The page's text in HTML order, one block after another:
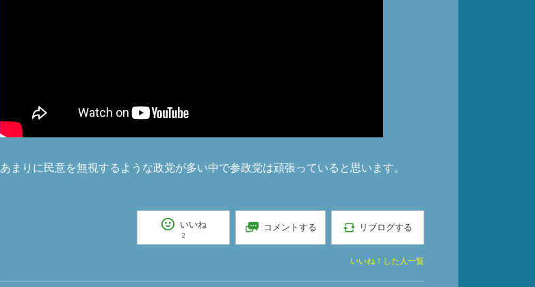
あまりに民意を無視するような政党が多い中で参政党は頑張っていると思います。
いいね
2
コメントする リブログする
いいね！した人一覧